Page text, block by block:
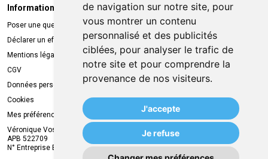
de navigation sur notre site, pour
vous montrer un contenu
personnalisé et des publicités
ciblées, pour analyser le trafic de
notre site et pour comprendre la
provenance de nos visiteurs.
J'accepte
Je refuse
Informations légales
Poser une question
Déclarer un effet indésirable
Mentions légales
CGV
Données personnelles
Cookies
Mes préférences Cookies
Véronique Vos
APB 522709
N° Entreprise BE0749.944.612
Livraison
Retrait à la pharmacie
Livraison chez vous
Livraison dans un Point Relais